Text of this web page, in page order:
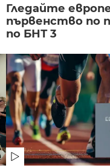
Гледайте
първенство по
по БНТ 3